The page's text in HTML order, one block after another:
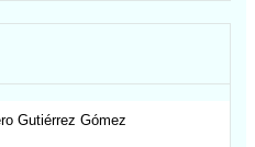
Gutiérrez Gómez